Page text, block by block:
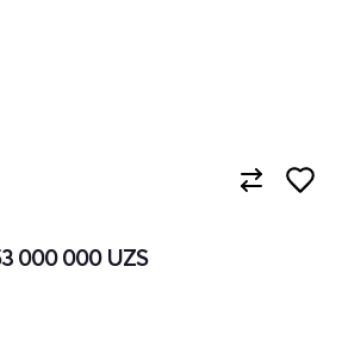
000 000 UZS